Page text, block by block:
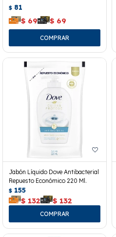
$ 81
$ 69 $ 69
Jabón Líquido Dove Antibacterial
Repuesto Económico 220 Ml.
$ 155
$ 132 $ 132